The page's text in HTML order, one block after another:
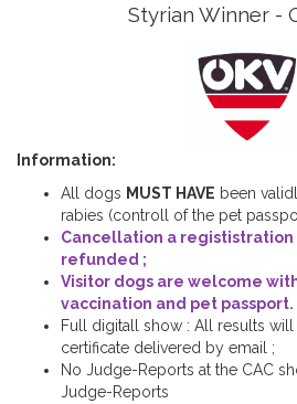
Styrian Winner -
Information:
All dogs MUST HAVE been
rabies (controll of the pet
Cancellation a
refunded ;
Visitor dogs are welcome
vaccination and pet passport.
Full digitall show : All results
certificate delivered by email ;
No Judge-Reports at the CAC
Judge-Reports